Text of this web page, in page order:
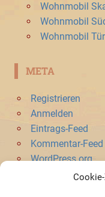
Wohnmobil
Wohnmobil
Wohnmobil
META
Registrieren
Anmelden
Eintrags-Feed
Kommentar-Feed
WordPress.org